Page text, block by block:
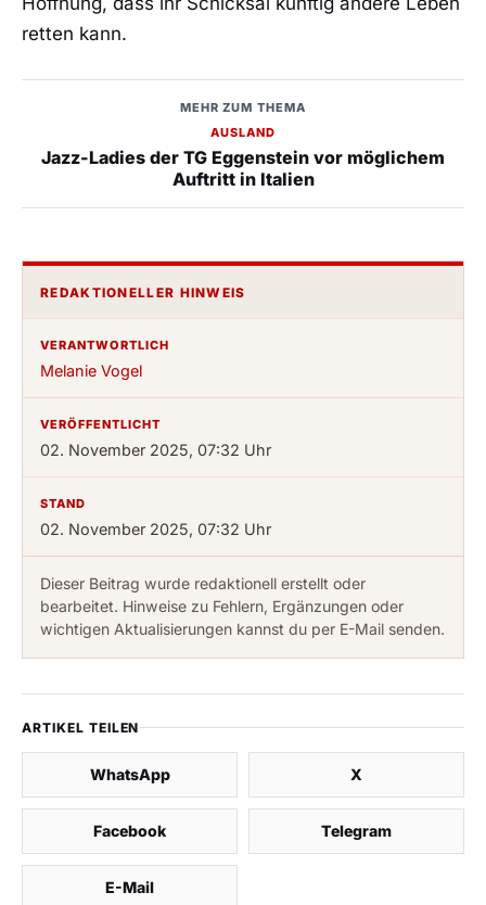
retten kann.
MEHR ZUM THEMA
AUSLAND
Jazz-Ladies der TG Eggenstein vor möglichem
Auftritt in Italien
REDAKTIONELLER HINWEIS
VERANTWORTLICH
Melanie Vogel
VERÖFFENTLICHT
02. November 2025, 07:32 Uhr
STAND
02. November 2025, 07:32 Uhr
Dieser Beitrag wurde redaktionell erstellt oder
bearbeitet. Hinweise zu Fehlern, Ergänzungen oder
wichtigen Aktualisierungen kannst du per E-Mail senden.
ARTIKEL TEILEN
WhatsApp X
Facebook Telegram
E-Mail